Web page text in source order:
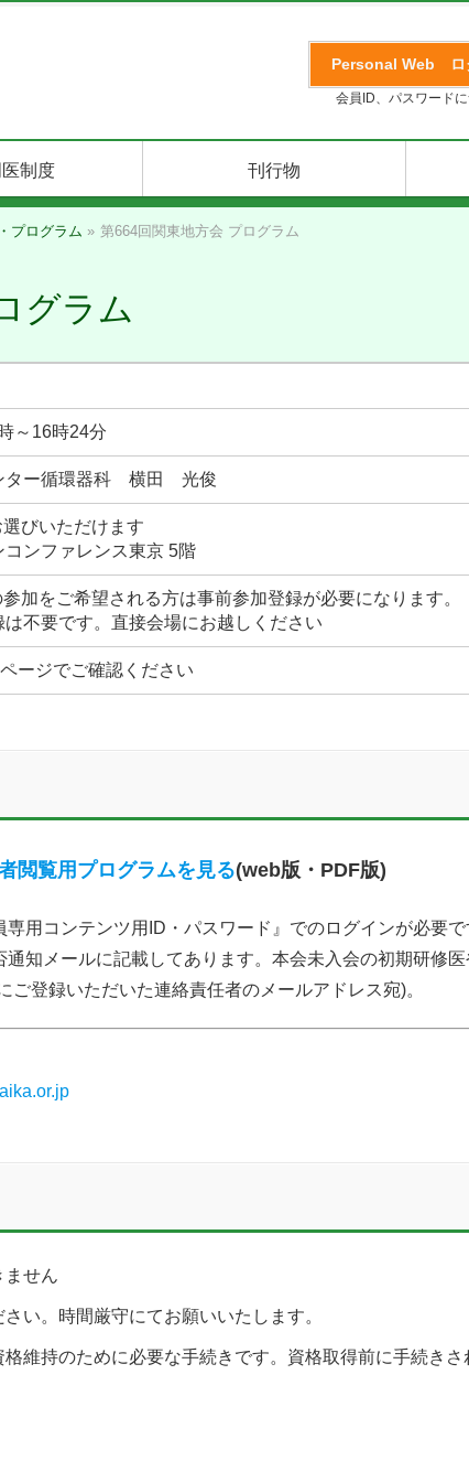
Personal Web
会員ID、パスワード
制度 刊行物
プログラム » 第664回関東地方会 プログラム
グラム
～16時24分
ター循環器科 横田 光俊
びいただけます
ンファレンス東京 5階
加をご希望される方は事前参加登録が必要になります。
不要です。直接会場にお越しください
ージでご確認ください
閲覧用プログラムを見る(web版・PDF版)
用コンテンツ用ID・パスワード』でのログインが必要で
通知メールに記載してあります。本会未入会の初期研修医
登録いただいた連絡責任者のメールアドレス宛)。
ません
い。時間厳守にてお願いいたします。
維持のために必要な手続きです。資格取得前に手続きさ